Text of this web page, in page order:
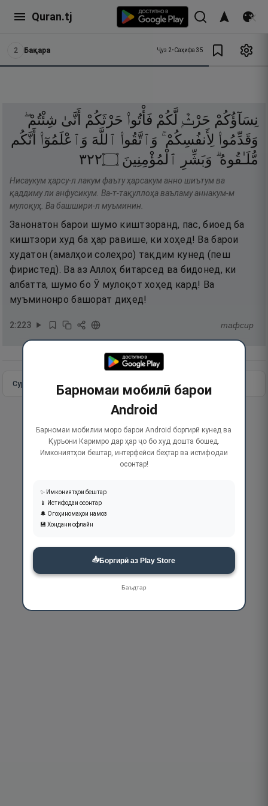
Quran.tj
2 Бақара Ҷуз 2•Саҳифа 35
نِسَآؤُكُمْ حَرْثٌۭ لَّكُمْ فَأْتُوا۟ حَرْثَكُمْ أَنَّىٰ شِئْتُمْ ۖ
وَقَدِّمُوا۟ لِأَنفُسِكُمْ ۚ وَٱتَّقُوا۟ ٱللَّهَ وَٱعْلَمُوٓا۟ أَنَّكُم
مُّلَـٰقُوهُ ۗ وَبَشِّرِ ٱلْمُؤْمِنِينَ ۝٢٢٣
Нисаукум ҳарсу-л лакум фаъту ҳарсакум анно шиътум ва
қаддиму ли анфусикум. Ва-т-тақуллоҳа ваъламу аннакум-м
мулоқуҳ. Ва башшири-л муъминин.
Занонатон барои шумо киштзоранд, пас, биоед ба
киштзори худ ба ҳар равише, ки хоҳед! Ва барои
худатон (амалҳои солеҳро) тақдим кунед (пеш
фиристед). Ва аз Аллоҳ битарсед ва бидонед, ки
албатта, шумо бо Ӯ мулоқот хоҳед кард! Ва
муъминонро башорат диҳед!
2:223 тафсир
Сураи пурра Идома додан
Барномаи мобилӣ барои
Android
Барномаи мобилии моро барои Android боргирӣ кунед ва
Қуръони Каримро дар ҳар ҷо бо худ дошта бошед.
Имкониятҳои бештар, интерфейси беҳтар ва истифодаи
осонтар!
✨ Имкониятҳои бештар
📱 Истифодаи осонтар
🔔 Огоҳиномаҳои намоз
💾 Хондани офлайн
📥Боргирӣ аз Play Store
Баъдтар